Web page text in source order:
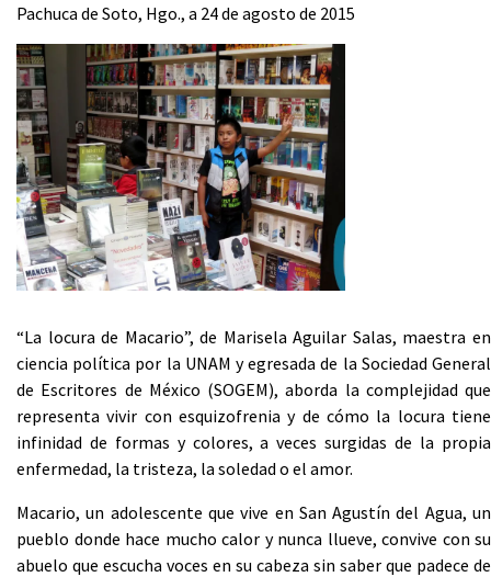
Pachuca de Soto, Hgo., a 24 de agosto de 2015
“La locura de Macario”, de Marisela Aguilar Salas, maestra en
ciencia política por la UNAM y egresada de la Sociedad General
de Escritores de México (SOGEM), aborda la complejidad que
representa vivir con esquizofrenia y de cómo la locura tiene
infinidad de formas y colores, a veces surgidas de la propia
enfermedad, la tristeza, la soledad o el amor.
Macario, un adolescente que vive en San Agustín del Agua, un
pueblo donde hace mucho calor y nunca llueve, convive con su
abuelo que escucha voces en su cabeza sin saber que padece de